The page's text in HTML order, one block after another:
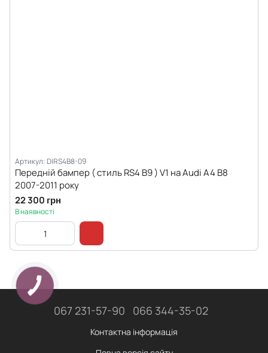
Артикул: DIRS4B8-09
Передній бампер ( стиль RS4 B9 ) V1 на Audi A4 B8
2007-2011 року
22 300 грн
В наявності
067 231-57-90 066 344-35-02
Контактна інформація